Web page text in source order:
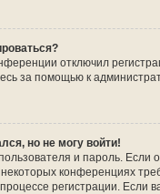
отключил
за помощью к
но не могу войти!
и пароль. Если
конференциях
регистрации. Если